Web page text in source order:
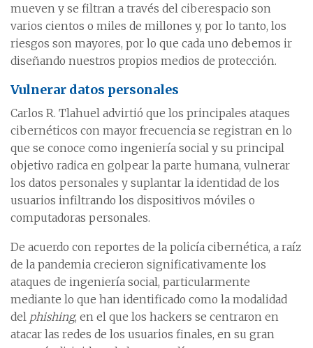
mueven y se filtran a través del ciberespacio son
varios cientos o miles de millones y, por lo tanto, los
riesgos son mayores, por lo que cada uno debemos ir
diseñando nuestros propios medios de protección.
Vulnerar datos personales
Carlos R. Tlahuel advirtió que los principales ataques
cibernéticos con mayor frecuencia se registran en lo
que se conoce como ingeniería social y su principal
objetivo radica en golpear la parte humana, vulnerar
los datos personales y suplantar la identidad de los
usuarios infiltrando los dispositivos móviles o
computadoras personales.
De acuerdo con reportes de la policía cibernética, a raíz
de la pandemia crecieron significativamente los
ataques de ingeniería social, particularmente
mediante lo que han identificado como la modalidad
del phishing, en el que los hackers se centraron en
atacar las redes de los usuarios finales, en su gran